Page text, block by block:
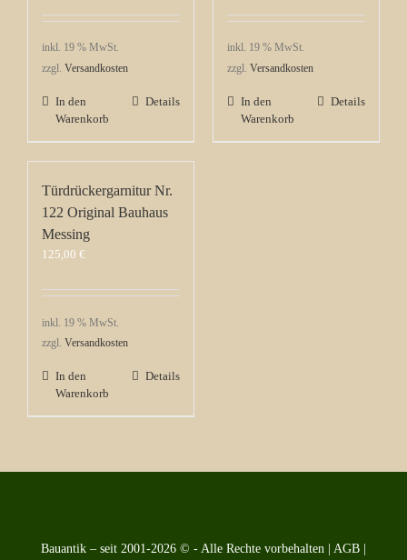
inkl. 19 % MwSt.
zzgl. Versandkosten
In den
Warenkorb
Details
inkl. 19 % MwSt.
zzgl. Versandkosten
In den
Warenkorb
Details
Türdrückergarnitur Nr.
122 Original Bauhaus
Messing
125,00 €
inkl. 19 % MwSt.
zzgl. Versandkosten
In den
Warenkorb
Details
Bauantik – seit 2001-2026 © - Alle Rechte vorbehalten | AGB